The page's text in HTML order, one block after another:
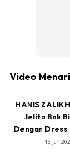
Video
HANIS
Jelita Bak
Dengan Dress
13 Jan